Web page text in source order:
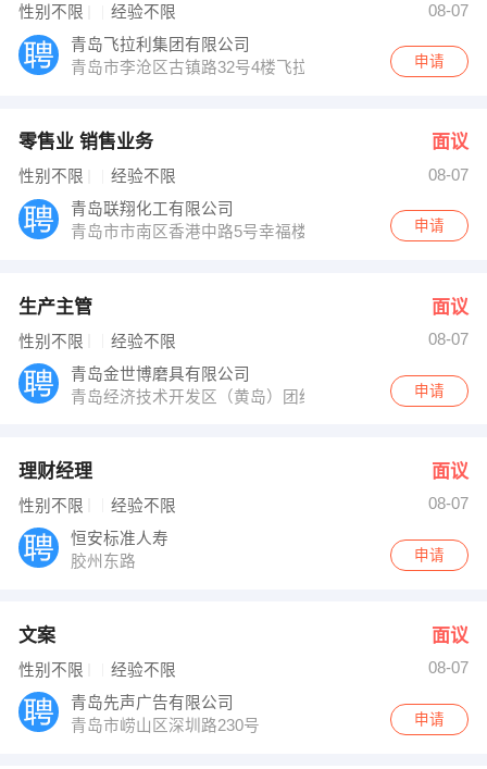
性别不限 经验不限
08-07
青岛飞拉利集团有限公司
青岛市李沧区古镇路32号4楼飞拉利集团
申请
零售业 销售业务 面议
性别不限 经验不限
08-07
青岛联翔化工有限公司
青岛市市南区香港中路5号幸福楼201室
申请
生产主管 面议
性别不限 经验不限
08-07
青岛金世博磨具有限公司
青岛经济技术开发区（黄岛）团结路678号
申请
理财经理 面议
性别不限 经验不限
08-07
恒安标准人寿
胶州东路
申请
文案 面议
性别不限 经验不限
08-07
青岛先声广告有限公司
青岛市崂山区深圳路230号
申请